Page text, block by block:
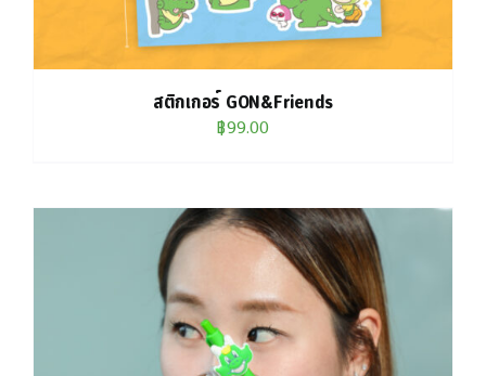
สติกเกอร์ GON&Friends
฿99.00